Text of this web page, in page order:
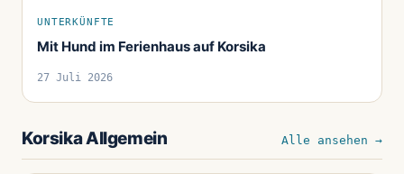
UNTERKÜNFTE
Mit Hund im Ferienhaus auf Korsika
27 Juli 2026
Korsika Allgemein Alle ansehen →